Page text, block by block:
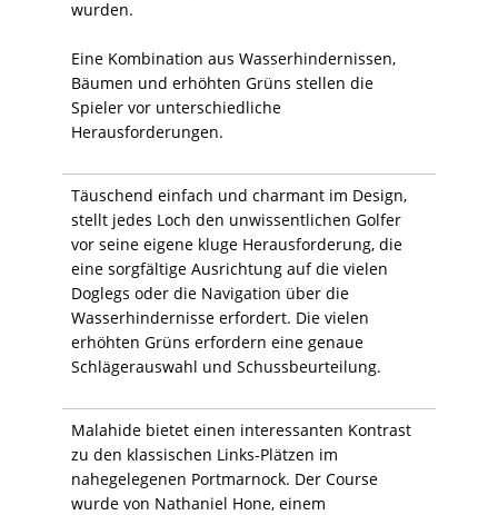
wurden.
Eine Kombination aus Wasserhindernissen,
Bäumen und erhöhten Grüns stellen die
Spieler vor unterschiedliche
Herausforderungen.
Täuschend einfach und charmant im Design,
stellt jedes Loch den unwissentlichen Golfer
vor seine eigene kluge Herausforderung, die
eine sorgfältige Ausrichtung auf die vielen
Doglegs oder die Navigation über die
Wasserhindernisse erfordert. Die vielen
erhöhten Grüns erfordern eine genaue
Schlägerauswahl und Schussbeurteilung.
Malahide bietet einen interessanten Kontrast
zu den klassischen Links-Plätzen im
nahegelegenen Portmarnock. Der Course
wurde von Nathaniel Hone, einem